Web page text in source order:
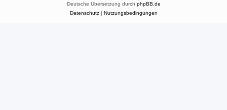
Deutsche Übersetzung durch phpBB.de
Datenschutz| Nutzungsbedingungen